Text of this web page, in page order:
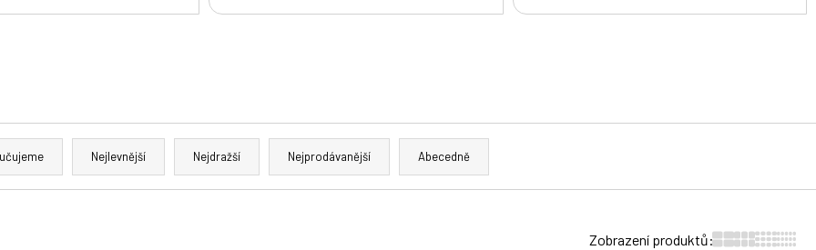
Nejlevnější Nejdražší Nejprodávanější Abecedně
Zobrazení produktů: